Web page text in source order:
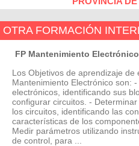
OTRA FORMACIÓN
FP Mantenimiento Electrónico
Los Objetivos de aprendizaje de
Mantenimiento Electrónico son:
electrónicos, identificando sus
configurar circuitos. -
los circuitos, identificando las
características de los
Medir parámetros utilizando
de control, para ...